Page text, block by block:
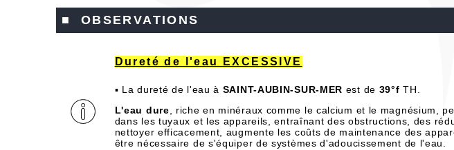
■ OBSERVATIONS
Dureté de l'eau EXCESSIVE
▪ La dureté de l'eau à SAINT-AUBIN-SUR-MER est de 39°f TH.
L'eau dure , riche en minéraux comme le calcium et le magnésium,
dans les tuyaux et les appareils, entraînant des obstructions, des
nettoyer efficacement, augmente les coûts de maintenance des
être nécessaire de s'équiper de systèmes d'adoucissement de l'eau.